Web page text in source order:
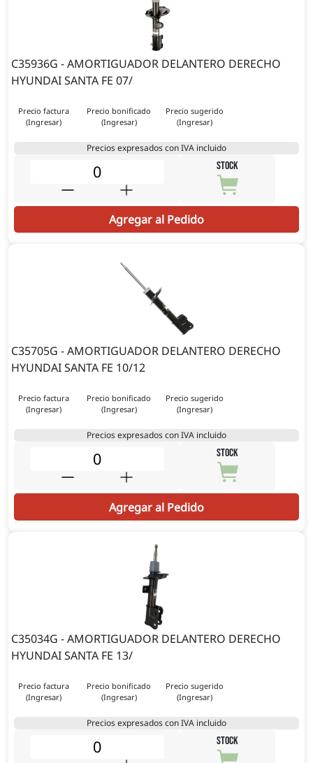
C35936G - AMORTIGUADOR DELANTERO DERECHO
HYUNDAI SANTA FE 07/
Precio factura
(Ingresar)
Precio bonificado
(Ingresar)
Precio sugerido
(Ingresar)
Precios expresados con IVA incluido
STOCK
Agregar al Pedido
C35705G - AMORTIGUADOR DELANTERO DERECHO
HYUNDAI SANTA FE 10/12
Precio factura
(Ingresar)
Precio bonificado
(Ingresar)
Precio sugerido
(Ingresar)
Precios expresados con IVA incluido
STOCK
Agregar al Pedido
C35034G - AMORTIGUADOR DELANTERO DERECHO
HYUNDAI SANTA FE 13/
Precio factura
(Ingresar)
Precio bonificado
(Ingresar)
Precio sugerido
(Ingresar)
Precios expresados con IVA incluido
STOCK